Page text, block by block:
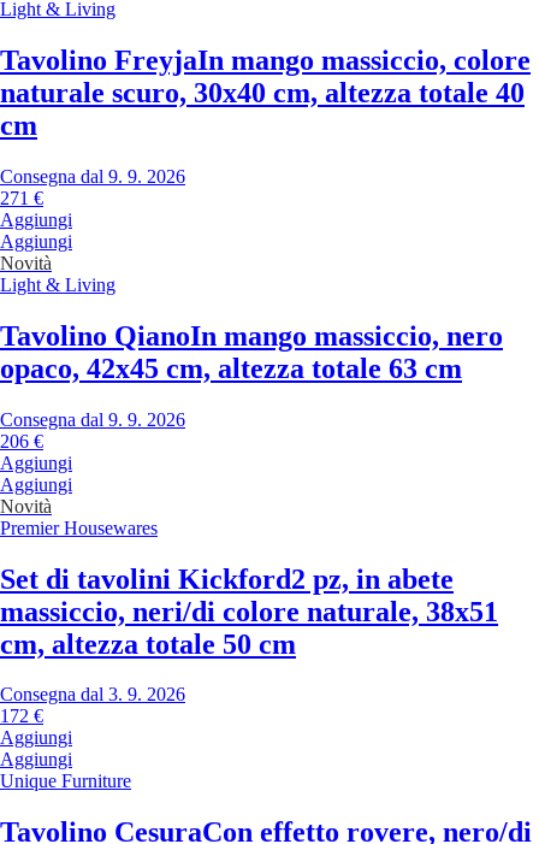
Light & Living
Tavolino FreyjaIn mango massiccio, colore
naturale scuro, 30x40 cm, altezza totale 40
cm
Consegna dal 9. 9. 2026
271 €
Aggiungi
Aggiungi
Novità
Light & Living
Tavolino QianoIn mango massiccio, nero
opaco, 42x45 cm, altezza totale 63 cm
Consegna dal 9. 9. 2026
206 €
Aggiungi
Aggiungi
Novità
Premier Housewares
Set di tavolini Kickford2 pz, in abete
massiccio, neri/di colore naturale, 38x51
cm, altezza totale 50 cm
Consegna dal 3. 9. 2026
172 €
Aggiungi
Aggiungi
Unique Furniture
Tavolino CesuraCon effetto rovere, nero/di